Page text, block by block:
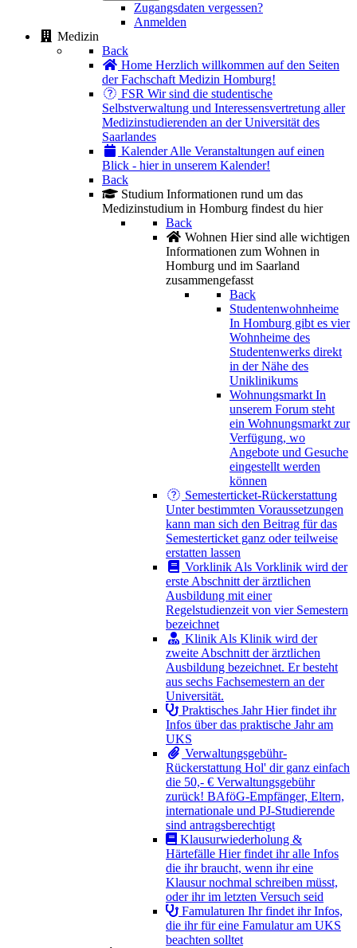
Zugangsdaten vergessen?
Anmelden
Medizin
Back
Home Herzlich willkommen auf den Seiten
der Fachschaft Medizin Homburg!
FSR Wir sind die studentische
Selbstverwaltung und Interessensvertretung aller
Medizinstudierenden an der Universität des
Saarlandes
KalenderAlle Veranstaltungen auf einen
Blick - hier in unserem Kalender!
Back
Studium Informationen rund um das
Medizinstudium in Homburg findest du hier
Back
Wohnen Hier sind alle wichtigen
Informationen zum Wohnen in
Homburg und im Saarland
zusammengefasst
Back
Studentenwohnheime
In Homburg gibt es vier
Wohnheime des
Studentenwerks direkt
in der Nähe des
Uniklinikums
Wohnungsmarkt In
unserem Forum steht
ein Wohnungsmarkt zur
Verfügung, wo
Angebote und Gesuche
eingestellt werden
können
Semesterticket-Rückerstattung
Unter bestimmten Voraussetzungen
kann man sich den Beitrag für das
Semesterticket ganz oder teilweise
erstatten lassen
VorklinikAls Vorklinik wird der
erste Abschnitt der ärztlichen
Ausbildung mit einer
Regelstudienzeit von vier Semestern
bezeichnet
KlinikAls Klinik wird der
zweite Abschnitt der ärztlichen
Ausbildung bezeichnet. Er besteht
aus sechs Fachsemestern an der
Universität.
Praktisches Jahr Hier findet ihr
Infos über das praktische Jahr am
UKS
Verwaltungsgebühr-
Rückerstattung Hol' dir ganz einfach
die 50,- € Verwaltungsgebühr
zurück! BAföG-Empfänger, Eltern,
internationale und PJ-Studierende
sind antragsberechtigt
Klausurwiederholung &
Härtefälle Hier findet ihr alle Infos
die ihr braucht, wenn ihr eine
Klausur nochmal schreiben müsst,
oder ihr im letzten Versuch seid
Famulaturen Ihr findet ihr Infos,
die ihr für eine Famulatur am UKS
beachten solltet